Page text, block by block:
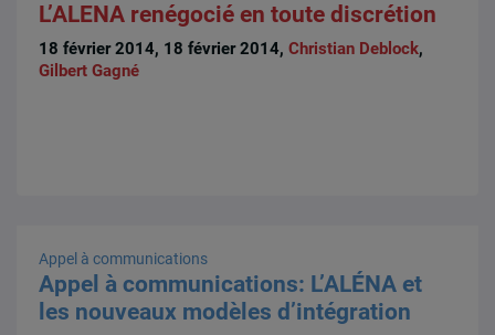
L’ALENA renégocié en toute discrétion
18 février 2014, 18 février 2014,Christian Deblock,
Gilbert Gagné
Appel à communications
Appel à communications: L’ALÉNA et
les nouveaux modèles d’intégration